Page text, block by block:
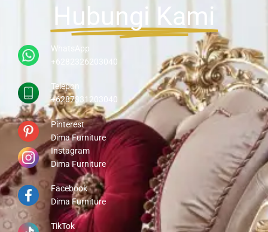
Hubungi Kami
WhatsApp
+6282326203040
Telepon
+6287831203040
Pinterest
Dima Furniture
Instagram
Dima Furniture
Facebook
Dima Furniture
TikTok